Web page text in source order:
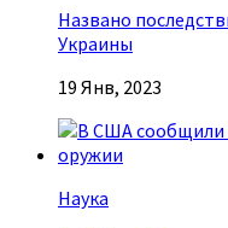
Названо
Украины
19 Янв, 2023
Наука